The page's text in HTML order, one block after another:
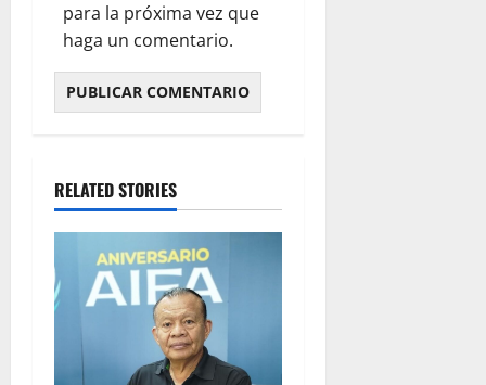
para la próxima vez que
haga un comentario.
RELATED STORIES